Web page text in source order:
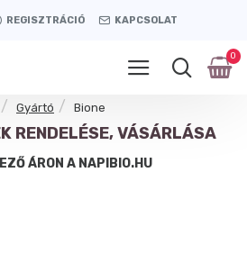
REGISZTRÁCIÓ KAPCSOLAT
0
Gyártó Bione
RENDELÉSE, VÁSÁRLÁSA
ÁRON A NAPIBIO.HU